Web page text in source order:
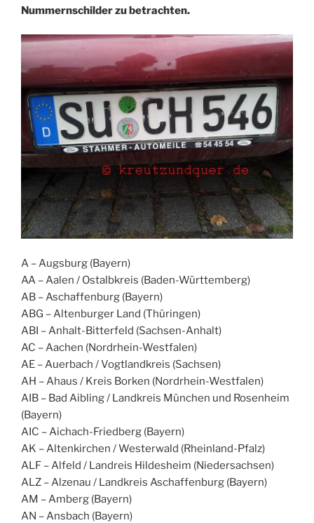
Nummernschilder zu betrachten.
A – Augsburg (Bayern)
AA – Aalen / Ostalbkreis (Baden-Württemberg)
AB – Aschaffenburg (Bayern)
ABG – Altenburger Land (Thüringen)
ABI – Anhalt-Bitterfeld (Sachsen-Anhalt)
AC – Aachen (Nordrhein-Westfalen)
AE – Auerbach / Vogtlandkreis (Sachsen)
AH – Ahaus / Kreis Borken (Nordrhein-Westfalen)
AIB – Bad Aibling / Landkreis München und Rosenheim
(Bayern)
AIC – Aichach-Friedberg (Bayern)
AK – Altenkirchen / Westerwald (Rheinland-Pfalz)
ALF – Alfeld / Landreis Hildesheim (Niedersachsen)
ALZ – Alzenau / Landkreis Aschaffenburg (Bayern)
AM – Amberg (Bayern)
AN – Ansbach (Bayern)